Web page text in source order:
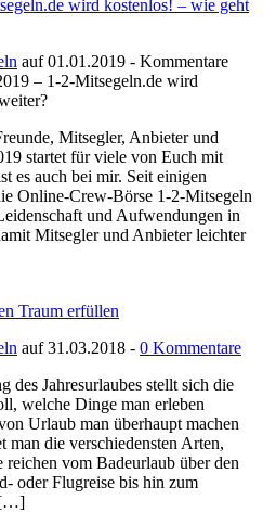
wird kostenlos! – wie geht
auf 01.01.2019 - Kommentare
– 1-2-Mitsegeln.de wird
Mitsegler, Anbieter und
startet für viele von Euch mit
es auch bei mir. Seit einigen
Online-Crew-Börse 1-2-Mitsegeln
und Aufwendungen in
Mitsegler und Anbieter leichter
Traum erfüllen
auf 31.03.2018 - 0 Kommentare
des Jahresurlaubes stellt sich die
welche Dinge man erleben
Urlaub man überhaupt machen
man die verschiedensten Arten,
vom Badeurlaub über den
oder Flugreise bis hin zum
[…]